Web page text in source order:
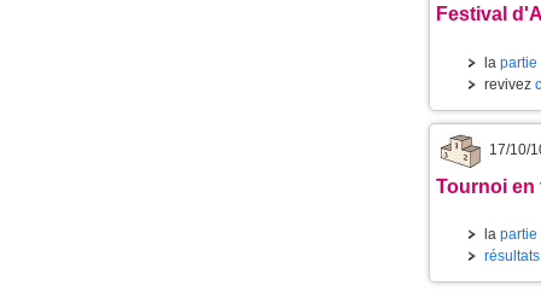
Festival
la partie
revivez
17/10/
Tournoi en
la partie